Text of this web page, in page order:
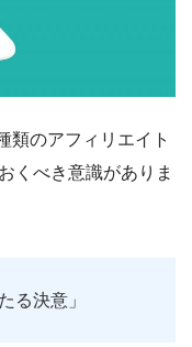
類のアフィリエイト
くべき意識がありま
る決意」